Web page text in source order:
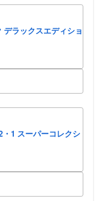
デラックスエディショ
・1 スーパーコレクシ